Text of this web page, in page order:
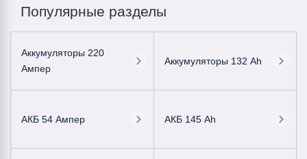
Популярные разделы
Аккумуляторы 220
Ампер
Аккумуляторы 132 Ah
АКБ 54 Ампер АКБ 145 Ah